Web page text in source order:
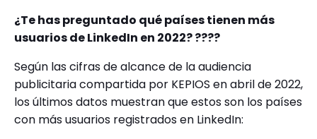
¿Te has preguntado qué países tienen más
usuarios de LinkedIn en 2022? ????
Según las cifras de alcance de la audiencia
publicitaria compartida por KEPIOS en abril de 2022,
los últimos datos muestran que estos son los países
con más usuarios registrados en LinkedIn: